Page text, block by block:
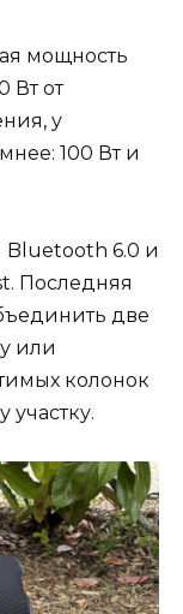
мощность
Вт от
у
100 Вт и
Bluetooth 6.0 и
Последняя
две
или
колонок
участку.